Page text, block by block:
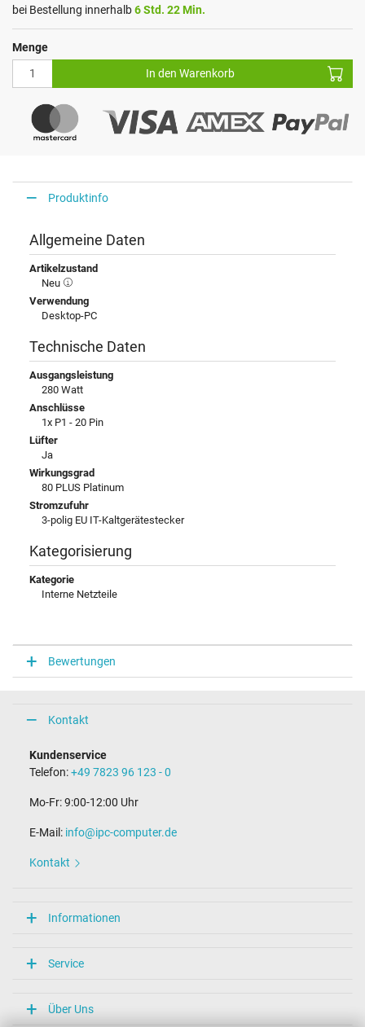
bei Bestellung innerhalb6 Std. 22 Min.
Menge
In den Warenkorb
Produktinfo
Allgemeine Daten
Artikelzustand
Neu
Verwendung
Desktop-PC
Technische Daten
Ausgangsleistung
280 Watt
Anschlüsse
1x P1 - 20 Pin
Lüfter
Ja
Wirkungsgrad
80 PLUS Platinum
Stromzufuhr
3-polig EU IT-Kaltgerätestecker
Kategorisierung
Kategorie
Interne Netzteile
Bewertungen
Kontakt
Kundenservice
Telefon:+49 7823 96 123 - 0
Mo-Fr: 9:00-12:00 Uhr
E-Mail: info@ipc-computer.de
Kontakt
Informationen
Service
Über Uns